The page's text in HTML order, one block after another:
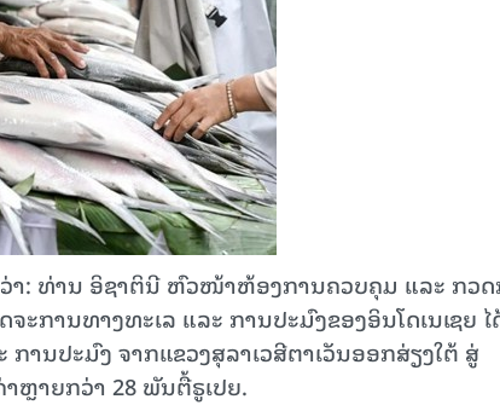
າ: ທ່ານ ອິຊາຕິນີ ຫົວໜ້າຫ້ອງການຄວບຄຸມ ແລະ ກວດ
ການທາງທະເລ ແລະ ການປະມົງຂອງອິນໂດເນເຊຍ ໄ
ານປະມົງ ຈາກແຂວງສຸລາເວສີຕາເວັນອອກສ່ຽງໃຕ້ ສູ່
ຫຼາຍກວ່າ 28 ພັນຕື້ຣູເປຍ.